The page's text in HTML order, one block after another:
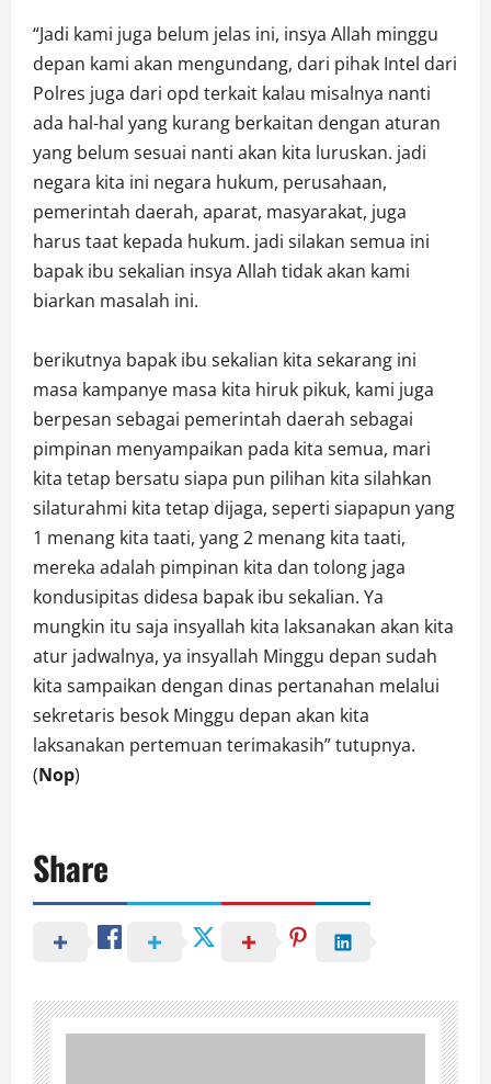
“Jadi kami juga belum jelas ini, insya Allah minggu
depan kami akan mengundang, dari pihak Intel dari
Polres juga dari opd terkait kalau misalnya nanti
ada hal-hal yang kurang berkaitan dengan aturan
yang belum sesuai nanti akan kita luruskan. jadi
negara kita ini negara hukum, perusahaan,
pemerintah daerah, aparat, masyarakat, juga
harus taat kepada hukum. jadi silakan semua ini
bapak ibu sekalian insya Allah tidak akan kami
biarkan masalah ini.
berikutnya bapak ibu sekalian kita sekarang ini
masa kampanye masa kita hiruk pikuk, kami juga
berpesan sebagai pemerintah daerah sebagai
pimpinan menyampaikan pada kita semua, mari
kita tetap bersatu siapa pun pilihan kita silahkan
silaturahmi kita tetap dijaga, seperti siapapun yang
1 menang kita taati, yang 2 menang kita taati,
mereka adalah pimpinan kita dan tolong jaga
kondusipitas didesa bapak ibu sekalian. Ya
mungkin itu saja insyallah kita laksanakan akan kita
atur jadwalnya, ya insyallah Minggu depan sudah
kita sampaikan dengan dinas pertanahan melalui
sekretaris besok Minggu depan akan kita
laksanakan pertemuan terimakasih” tutupnya.
(Nop)
Share